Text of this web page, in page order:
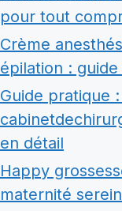
pour tout
Crème
épilation :
Guide pratique
en détail
Happy
maternité